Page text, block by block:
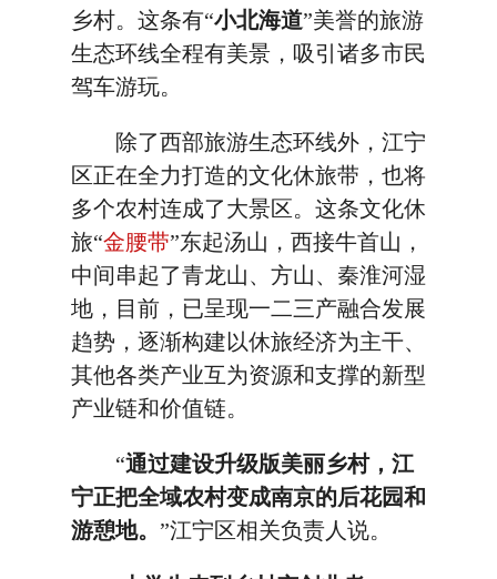
乡村。这条有“小北海道”美誉的旅游
生态环线全程有美景，吸引诸多市民
驾车游玩。
除了西部旅游生态环线外，江宁
区正在全力打造的文化休旅带，也将
多个农村连成了大景区。这条文化休
旅“金腰带”东起汤山，西接牛首山，
中间串起了青龙山、方山、秦淮河湿
地，目前，已呈现一二三产融合发展
趋势，逐渐构建以休旅经济为主干、
其他各类产业互为资源和支撑的新型
产业链和价值链。
“通过建设升级版美丽乡村，江
宁正把全域农村变成南京的后花园和
游憩地。 ”江宁区相关负责人说。